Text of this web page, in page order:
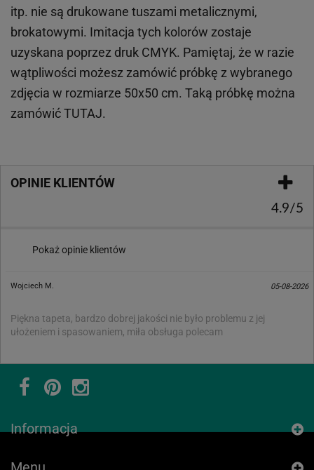
itp. nie są drukowane tuszami metalicznymi,
brokatowymi. Imitacja tych kolorów zostaje
uzyskana poprzez druk CMYK. Pamiętaj, że w razie
wątpliwości możesz zamówić próbkę z wybranego
zdjęcia w rozmiarze 50x50 cm. Taką próbkę można
zamówićTUTAJ.
OPINIE KLIENTÓW
4.9/5
Pokaż opinie klientów
Wojciech M. 05-08-2026
Piękna tapeta, bardzo dobrej jakości nie było problemu z jej
ułożeniem i spasowaniem, miła obsługa polecam
Informacja